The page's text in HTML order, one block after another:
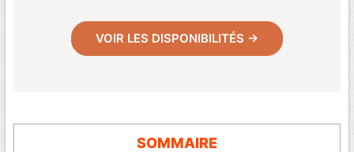
VOIR LES DISPONIBILITÉS →
SOMMAIRE